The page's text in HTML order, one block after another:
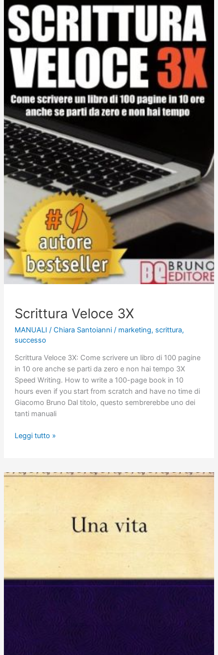
Scrittura Veloce 3X
MANUALI / Chiara Santoianni / marketing, scrittura,
successo
Scrittura Veloce 3X: Come scrivere un libro di 100 pagine
in 10 ore anche se parti da zero e non hai tempo 3X
Speed Writing. How to write a 100-page book in 10
hours even if you start from scratch and have no time di
Giacomo Bruno Dal titolo, questo sembrerebbe uno dei
tanti manuali
Scrittura
Leggi tutto »